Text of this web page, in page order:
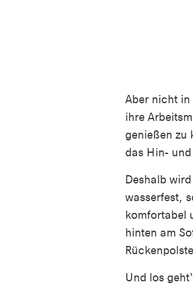
Aber nicht in
ihre
genießen zu
das Hin-
Deshalb
wasserfest,
komfortabel
hinten am
Und los